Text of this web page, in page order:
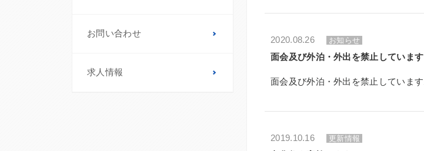
2020.08.26 お知らせ
面会及び外泊・外出を禁止しています
2019.10.16 更新情報
お問い合わせ
求人情報